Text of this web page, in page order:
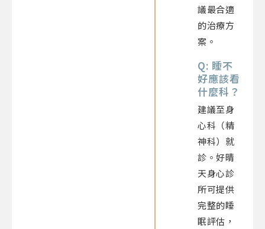
議最合適
的治療方
案。
Q: 睡不
好應該看
什麼科？
建議至身
心科（精
神科）就
診。好晴
天身心診
所可提供
完整的睡
眠評估，